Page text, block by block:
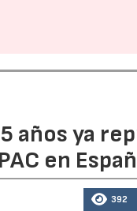
años ya
en
392